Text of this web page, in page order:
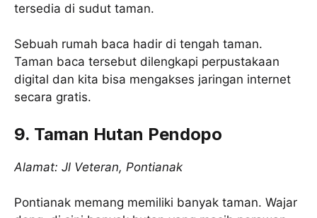
tersedia di sudut taman.
Sebuah rumah baca hadir di tengah taman.
Taman baca tersebut dilengkapi perpustakaan
digital dan kita bisa mengakses jaringan internet
secara gratis.
9. Taman Hutan Pendopo
Alamat: Jl Veteran, Pontianak
Pontianak memang memiliki banyak taman. Wajar